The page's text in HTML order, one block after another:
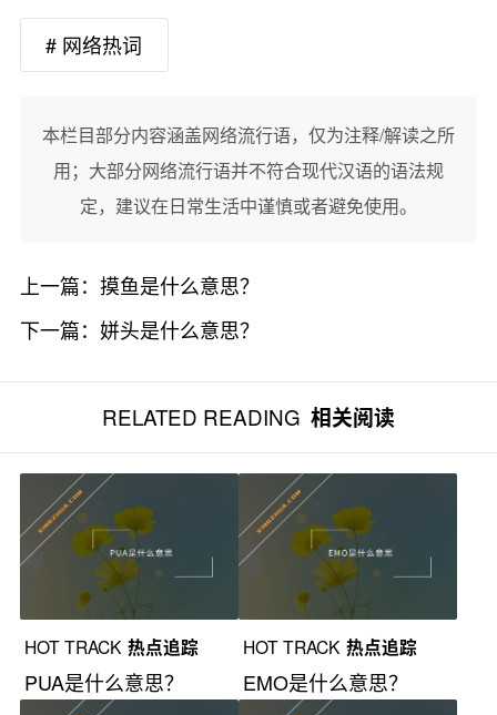
# 网络热词
本栏目部分内容涵盖网络流行语，仅为注释/解读之所
用；大部分网络流行语并不符合现代汉语的语法规
定，建议在日常生活中谨慎或者避免使用。
上一篇： 摸鱼是什么意思？
下一篇： 姘头是什么意思？
RELATED READING 相关阅读
HOT TRACK 热点追踪
PUA是什么意思？
HOT TRACK 热点追踪
EMO是什么意思？